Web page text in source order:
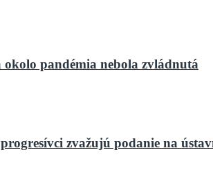
pandémia nebola zvládnutá
zvažujú podanie na